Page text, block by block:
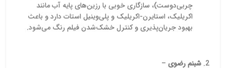
چربی‌دوست)، سازگاری خوبی با رزین‌های پایه آب مانند
اکریلیک، استایرن-اکریلیک و پلی‌وینیل استات دارد و باعث
بهبود جریان‌پذیری و کنترل خشک‌شدن فیلم رنگ می‌شود.
شبنم رضوی –